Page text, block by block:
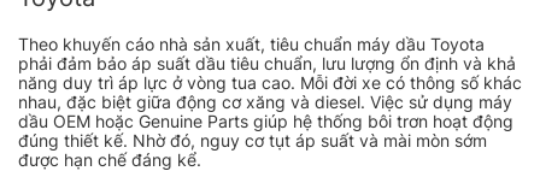
Theo khuyến cáo nhà sản xuất, tiêu chuẩn máy dầu Toyota
phải đảm bảo áp suất dầu tiêu chuẩn, lưu lượng ổn định và khả
năng duy trì áp lực ở vòng tua cao. Mỗi đời xe có thông số khác
nhau, đặc biệt giữa động cơ xăng và diesel. Việc sử dụng máy
dầu OEM hoặc Genuine Parts giúp hệ thống bôi trơn hoạt động
đúng thiết kế. Nhờ đó, nguy cơ tụt áp suất và mài mòn sớm
được hạn chế đáng kể.